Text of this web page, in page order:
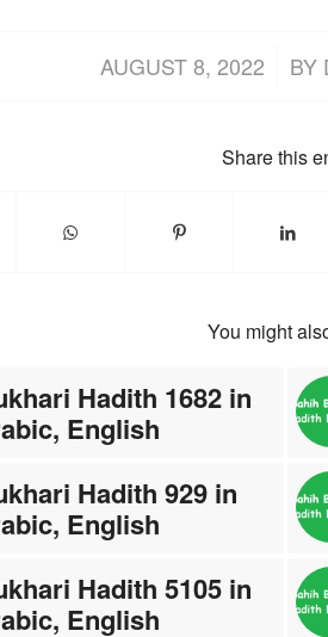
AUGUST 8, 2022
/ BY
Share this
You might
Hadith 1682 in
English
Hadith 929 in
English
Hadith 5105 in
English